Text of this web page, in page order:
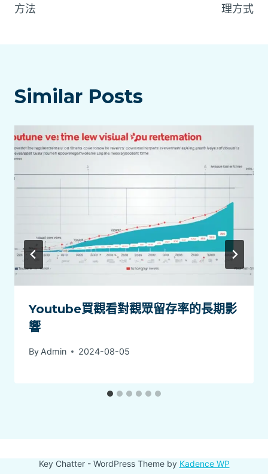
導
方法
理方式
Similar Posts
Youtube買觀看對觀眾留存率的長期影
響
By Admin 2024-08-05
Key Chatter - WordPress Theme by Kadence WP